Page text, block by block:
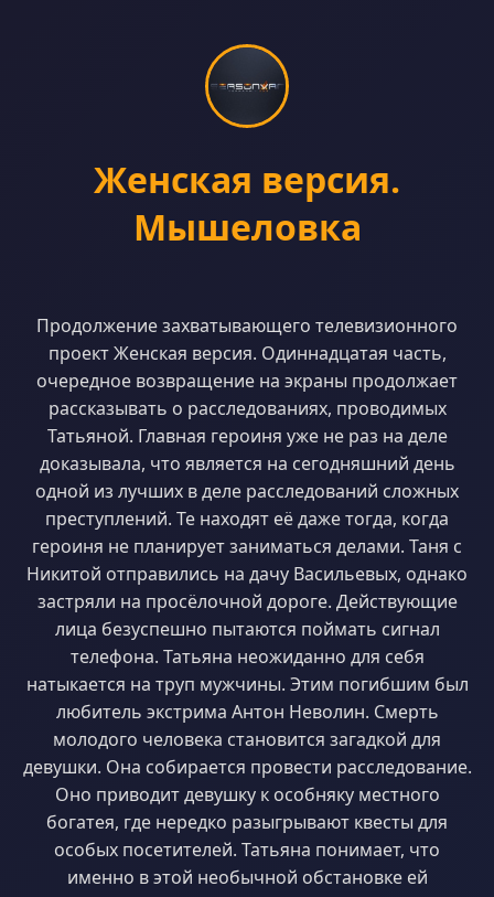
Женская версия.
Мышеловка
Продолжение захватывающего телевизионного
проект Женская версия. Одиннадцатая часть,
очередное возвращение на экраны продолжает
рассказывать о расследованиях, проводимых
Татьяной. Главная героиня уже не раз на деле
доказывала, что является на сегодняшний день
одной из лучших в деле расследований сложных
преступлений. Те находят её даже тогда, когда
героиня не планирует заниматься делами. Таня с
Никитой отправились на дачу Васильевых, однако
застряли на просёлочной дороге. Действующие
лица безуспешно пытаются поймать сигнал
телефона. Татьяна неожиданно для себя
натыкается на труп мужчины. Этим погибшим был
любитель экстрима Антон Неволин. Смерть
молодого человека становится загадкой для
девушки. Она собирается провести расследование.
Оно приводит девушку к особняку местного
богатея, где нередко разыгрывают квесты для
особых посетителей. Татьяна понимает, что
именно в этой необычной обстановке ей